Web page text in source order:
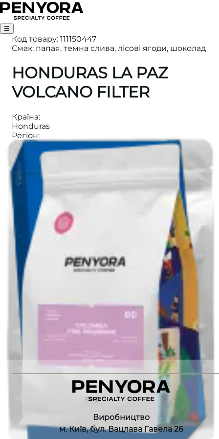
☰
Код товару: 111150447
Смак: папая, темна слива, лісові ягоди, шоколад
HONDURAS LA PAZ
VOLCANO FILTER
Країна:
Honduras
Регіон:
Montecillos, La Paz
Вага
250
Висота :
1450-1600m
Категорія
ФІЛЬТР КАВА
Обробка
Aerobic volсano natural
Виробник:
Conexh
Різновид
Catuai
Немає в наявності
Немає в наявності
Рекомендуємо також
Fellow Stagg EKG PRO WHITE
KENYA GITITU AB ESPRESSO
COFFEE CAPSULES BURUNDI NEMBA INTENSO
Виробництво
м. Київ, бул. Вацлава Гавела 26